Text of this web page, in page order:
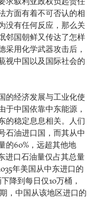
方面有着不可否认的相
没有任何反应，那么关
邻国朝鲜又传达了怎样
采用化学武器攻击后，
视中国以及国际社会的
的经济发展与工业化使
于中国依靠中东能源，
的稳定息息相关。人们
石油进口国，而其从中
的60%，远超其他地
进口石油量仅占其总量
年美国从中东进口的
降到每日仅10万桶，
，中国从该地区进口的